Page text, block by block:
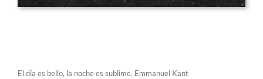
El día es bello, la noche es sublime. Emmanuel Kant